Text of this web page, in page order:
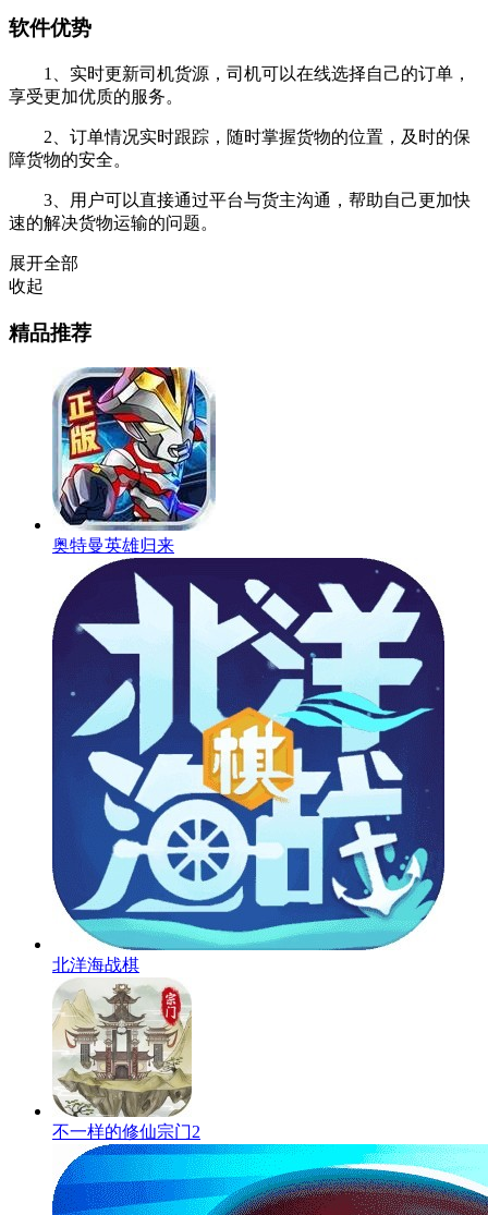
软件优势
1、实时更新司机货源，司机可以在线选择自己的订单，
享受更加优质的服务。
2、订单情况实时跟踪，随时掌握货物的位置，及时的保
障货物的安全。
3、用户可以直接通过平台与货主沟通，帮助自己更加快
速的解决货物运输的问题。
展开全部
收起
精品推荐
奥特曼英雄归来
北洋海战棋
不一样的修仙宗门2